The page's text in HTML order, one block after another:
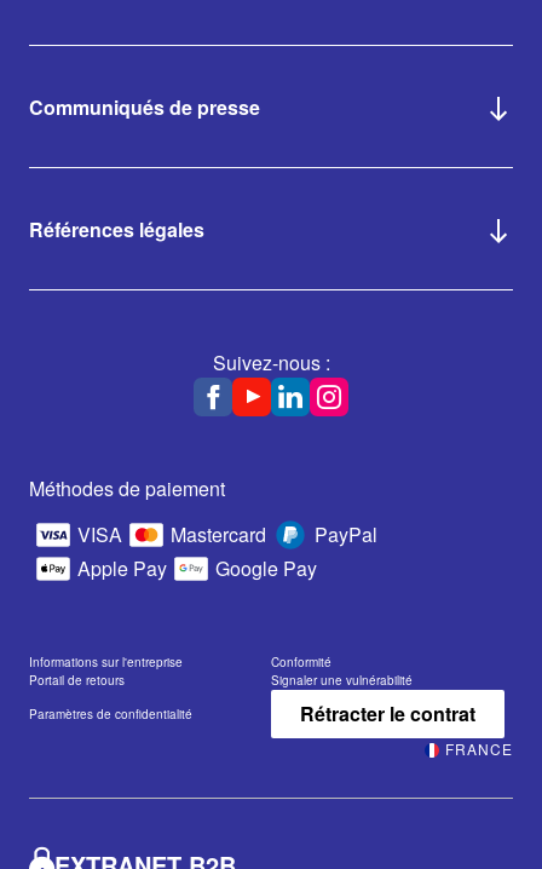
Communiqués de presse
Références légales
Suivez-nous :
Méthodes de paiement
VISA
Mastercard
PayPal
Apple Pay
Google Pay
Informations sur l'entreprise
Conformité
Portail de retours
Signaler une vulnérabilité
Paramètres de confidentialité
Rétracter le contrat
FRANCE